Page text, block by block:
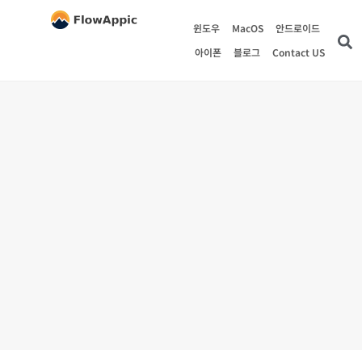
윈도우 MacOS
안드로이드
아이폰
블로그 Contact US